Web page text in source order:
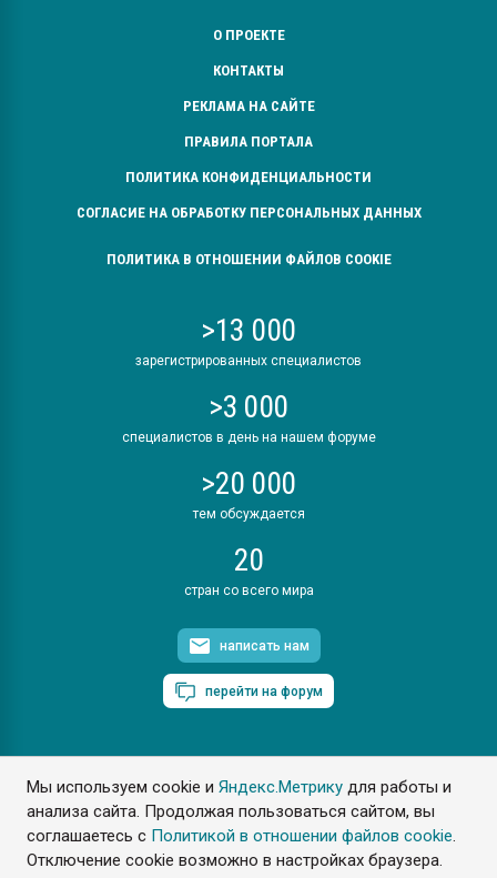
Мы используем cookie иЯндекс.Метрику для работы и
анализа сайта. Продолжая пользоваться сайтом, вы
соглашаетесь с Политикой в отношении файлов cookie.
Отключение cookie возможно в настройках браузера.
О ПРОЕКТЕ
КОНТАКТЫ
РЕКЛАМА НА САЙТЕ
ПРАВИЛА ПОРТАЛА
ПОЛИТИКА КОНФИДЕНЦИАЛЬНОСТИ
СОГЛАСИЕ НА ОБРАБОТКУ ПЕРСОНАЛЬНЫХ ДАННЫХ
ПОЛИТИКА В ОТНОШЕНИИ ФАЙЛОВ COOKIE
>13 000
зарегистрированных специалистов
>3 000
специалистов в день на нашем форуме
>20 000
тем обсуждается
20
стран со всего мира
написать нам
перейти на форум
ПластЭксперт © 2006. Все права защищены
Разрешается копирование материалов сайта с обязательной
ссылкой на www.e-plastic.ru
Разработка сайта